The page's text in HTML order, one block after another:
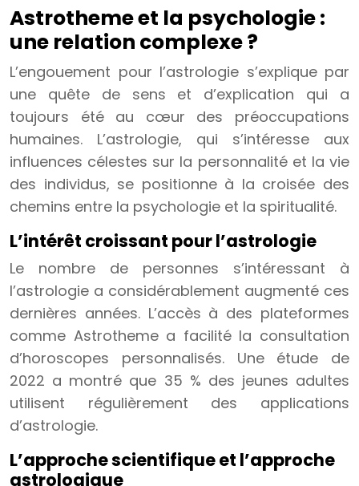
Astrotheme et la psychologie :
une relation complexe ?
L’engouement pour l’astrologie s’explique par
une quête de sens et d’explication qui a
toujours été au cœur des préoccupations
humaines. L’astrologie, qui s’intéresse aux
influences célestes sur la personnalité et la vie
des individus, se positionne à la croisée des
chemins entre la psychologie et la spiritualité.
L’intérêt croissant pour l’astrologie
Le nombre de personnes s’intéressant à
l’astrologie a considérablement augmenté ces
dernières années. L’accès à des plateformes
comme Astrotheme a facilité la consultation
d’horoscopes personnalisés. Une étude de
2022 a montré que 35 % des jeunes adultes
utilisent régulièrement des applications
d’astrologie.
L’approche scientifique et l’approche
astrologique